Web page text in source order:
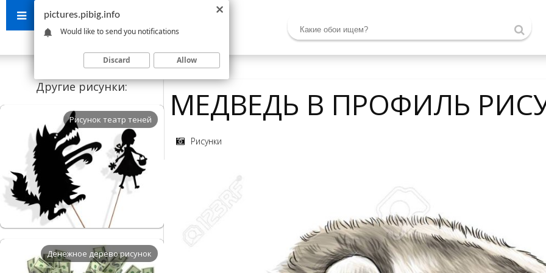
Другие рисунки:
Рисунок театр теней
Денежное дерево рисунок
МЕДВЕДЬ В ПРОФИЛЬ
Рисунки
pictures.pibig.info
Would like to send you notifications
Discard Allow